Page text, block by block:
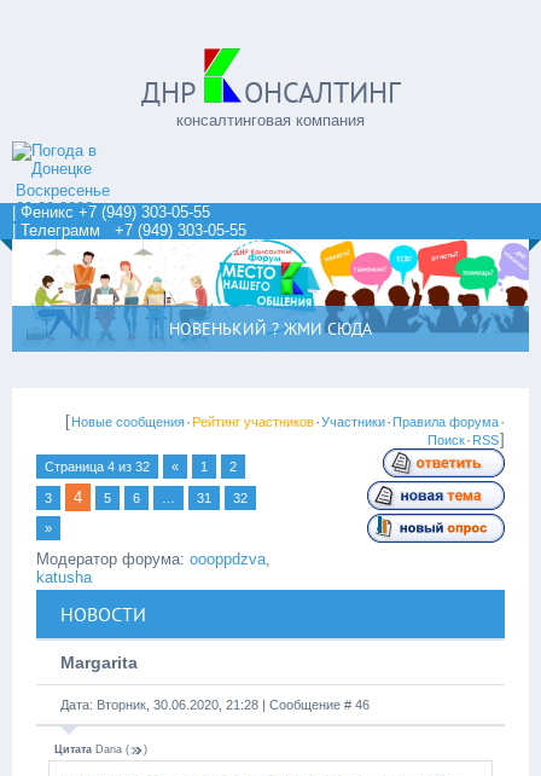
ДНР ОНСАЛТИНГ
консалтинговая компания
Воскресенье
09.08.2026
| Феникс +7 (949) 303-05-55
| Телеграмм +7 (949) 303-05-55
НОВЕНЬКИЙ ? ЖМИ СЮДА
[Новые сообщения·Рейтинг участников·Участники·Правила форума·
Поиск·RSS]
Страница 4 из 32 « 1 2
3 4 5 6 … 31 32
»
Модератор форума: oooppdzva,
katusha
НОВОСТИ
Margarita
Дата: Вторник, 30.06.2020, 21:28 | Сообщение # 46
Цитата Dana ( )